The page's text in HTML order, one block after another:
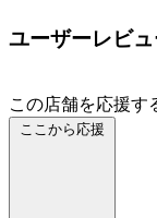
ユーザーレビュ
この店舗を応援す
ここから応援